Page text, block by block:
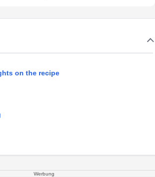
on the recipe
Werbung